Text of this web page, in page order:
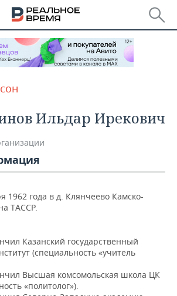
ДОХОДАХ
ПФО
Ильдар Ирекович
1962 года в д. Клянчеево Камско-
ТАССР.
Казанский государственный
(специальность «учитель
Высшая комсомольская школа ЦК
«политолог»).